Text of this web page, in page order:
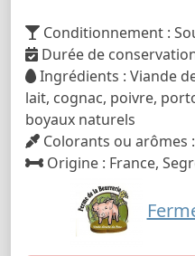
Conditionnement :
Durée de
Ingrédients : Viande
lait, cognac, poivre,
boyaux naturels
Colorants ou arômes
Origine : France,